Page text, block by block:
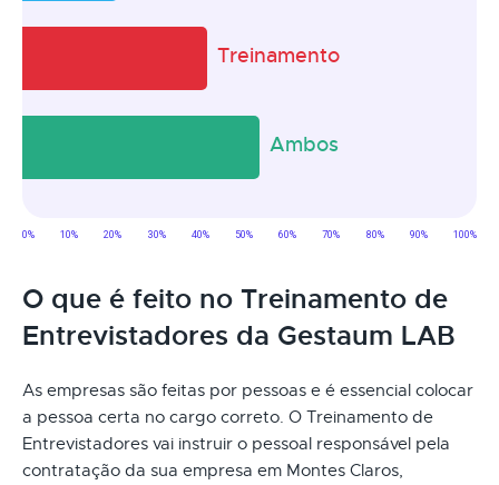
O que é feito no Treinamento de
Entrevistadores da Gestaum LAB
As empresas são feitas por pessoas e é essencial colocar
a pessoa certa no cargo correto. O Treinamento de
Entrevistadores vai instruir o pessoal responsável pela
contratação da sua empresa em Montes Claros,